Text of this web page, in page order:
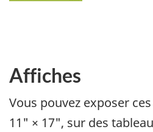
Affiches
Vous pouvez exposer
11" × 17", sur des